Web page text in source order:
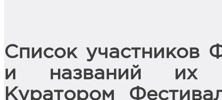
Список участников
и названий их
Куратором